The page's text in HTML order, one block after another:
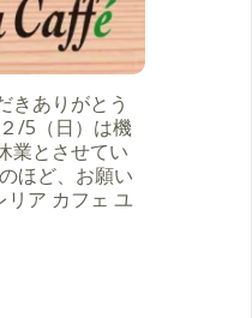
きありがとう
/5（日）は機
業とさせてい
ほど、お願い
ア カフェ ユ